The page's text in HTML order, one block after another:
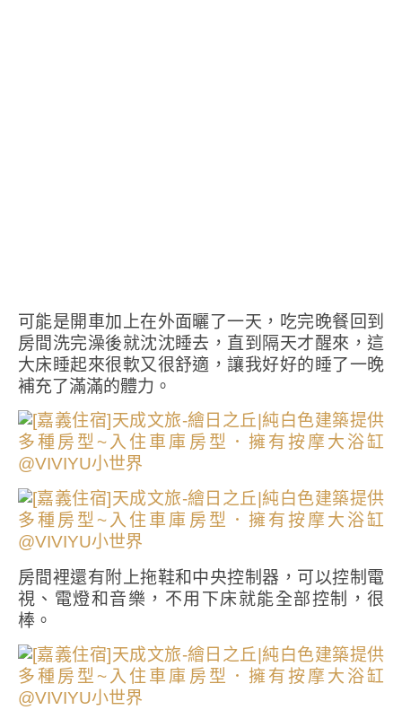
可能是開車加上在外面曬了一天，吃完晚餐回到
房間洗完澡後就沈沈睡去，直到隔天才醒來，這
大床睡起來很軟又很舒適，讓我好好的睡了一晚
補充了滿滿的體力。
房間裡還有附上拖鞋和中央控制器，可以控制電
視、電燈和音樂，不用下床就能全部控制，很
棒。